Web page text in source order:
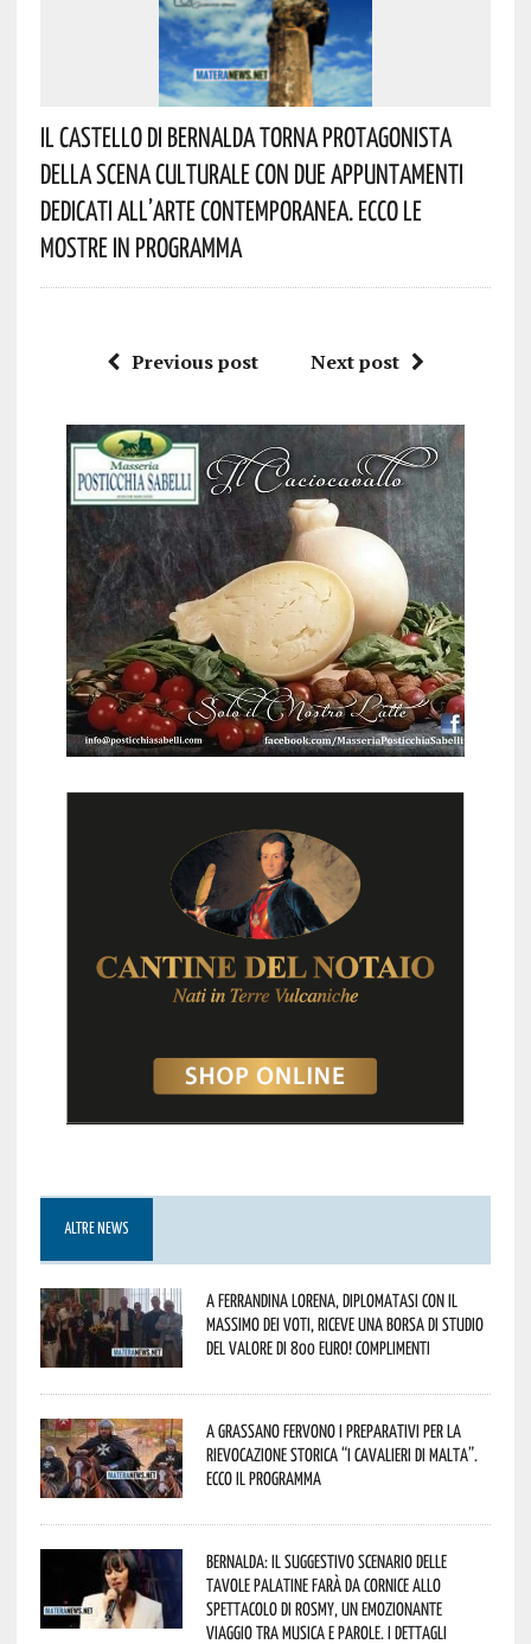
Il Castello Di Bernalda Torna Protagonista
Della Scena Culturale Con Due Appuntamenti
Dedicati All’arte Contemporanea. Ecco Le
Mostre In Programma
Previous post Next post
ALTRE NEWS
A Ferrandina Lorena, diplomatasi con il
massimo dei voti, riceve una borsa di studio
del valore di 800 euro! Complimenti
A Grassano fervono i preparativi per la
Rievocazione Storica “I CAVALIERI DI MALTA”.
Ecco il programma
Bernalda: il suggestivo scenario delle
Tavole Palatine farà da cornice allo
spettacolo di Rosmy, un emozionante
viaggio tra musica e parole. I dettagli